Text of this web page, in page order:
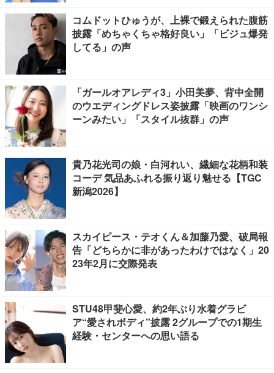
コムドットひゅうが、上裸で鍛えられた腹筋
披露「めちゃくちゃ格好良い」「ビジュ爆発
してる」の声
「ガールオアレディ3」小田美夢、背中全開
のウエディングドレス姿披露「映画のワンシ
ーンみたい」「スタイル抜群」の声
貴乃花光司の娘・白河れい、繊細な花柄和装
コーデ 気品あふれる振り返り魅せる【TGC
新潟2026】
スカイピース・テオくん＆加藤乃愛、破局報
告「どちらかに非があったわけではなく」20
23年2月に交際発表
STU48甲斐心愛、約2年ぶり水着グラビ
ア“愛されボディ”披露 2グループでの1期生
経験・センターへの思い語る